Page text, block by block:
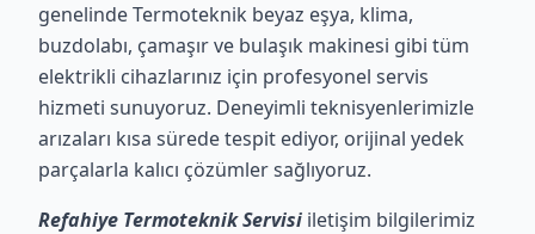
genelinde Termoteknik beyaz eşya, klima,
buzdolabı, çamaşır ve bulaşık makinesi gibi tüm
elektrikli cihazlarınız için profesyonel servis
hizmeti sunuyoruz. Deneyimli teknisyenlerimizle
arızaları kısa sürede tespit ediyor, orijinal yedek
parçalarla kalıcı çözümler sağlıyoruz.
Refahiye Termoteknik Servisi iletişim bilgilerimiz